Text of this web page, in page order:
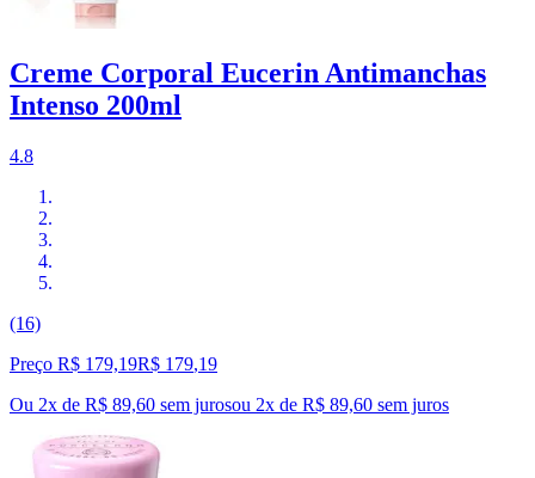
Creme Corporal Eucerin Antimanchas
Intenso 200ml
4.8
(16)
Preço R$ 179,19R$ 179,19
Ou 2x de R$ 89,60 sem jurosou 2x de R$ 89,60 sem juros